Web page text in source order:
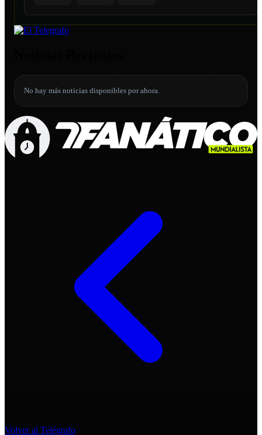
No hay más noticias disponibles por ahora.
Volver al Telégrafo